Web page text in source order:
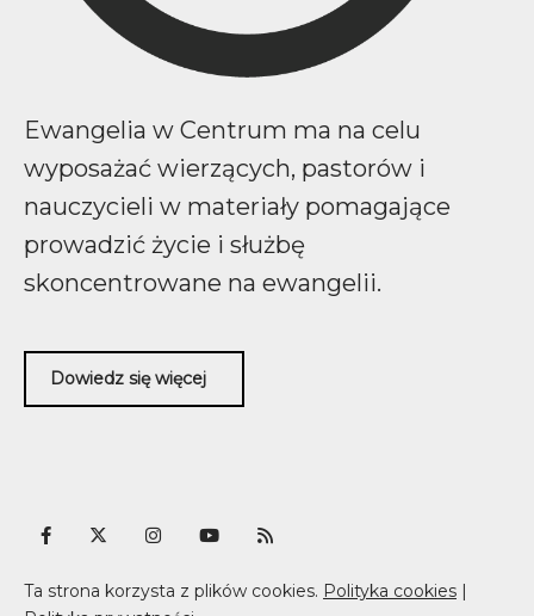
Ewangelia w Centrum ma na celu
wyposażać wierzących, pastorów i
nauczycieli w materiały pomagające
prowadzić życie i służbę
skoncentrowane na ewangelii.
Dowiedz się więcej
Ta strona korzysta z plików cookies. Polityka cookies |